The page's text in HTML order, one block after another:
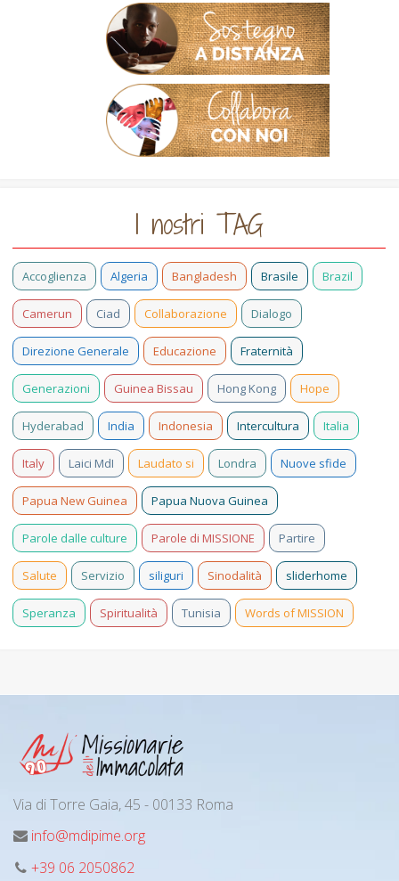
I nostri TAG
Accoglienza Algeria Bangladesh Brasile Brazil
Camerun Ciad Collaborazione Dialogo
Direzione Generale Educazione Fraternità
Generazioni Guinea Bissau Hong Kong Hope
Hyderabad India Indonesia Intercultura Italia
Italy Laici MdI Laudato si Londra Nuove sfide
Papua New Guinea Papua Nuova Guinea
Parole dalle culture Parole di MISSIONE Partire
Salute Servizio siliguri Sinodalità sliderhome
Speranza Spiritualità Tunisia Words of MISSION
Via di Torre Gaia, 45 - 00133 Roma
info@mdipime.org
+39 06 2050862